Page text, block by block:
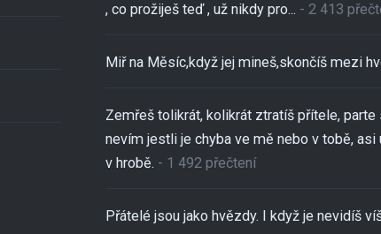
, co prožiješ teď , už nikdy pro... - 2 413
Miř na Měsíc,když jej mineš,skončíš mezi
Zemřeš tolikrát, kolikrát ztratíš přítele,
nevím jestli je chyba ve mě nebo v tobě,
v hrobě. - 1 492 přečtení
Přátelé jsou jako hvězdy. I když je nevidíš